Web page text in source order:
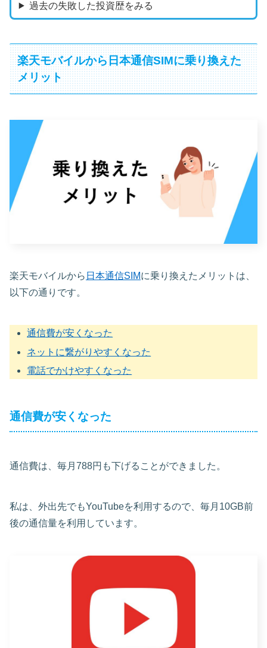
過去の失敗した投資歴をみる
楽天モバイルから日本通信SIMに乗り換えた
メリット
楽天モバイルから 日本通信SIMに乗り換えたメリットは、
以下の通りです。
通信費が安くなった
ネットに繋がりやすくなった
電話でかけやすくなった
通信費が安くなった
通信費は、毎月788円も下げることができました。
私は、外出先でもYouTubeを利用するので、毎月10GB前
後の通信量を利用しています。